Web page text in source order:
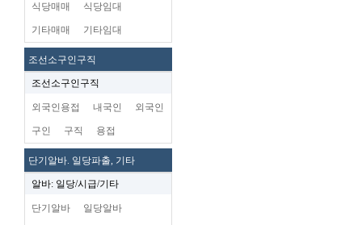
식당매매 식당임대
기타매매 기타임대
조선소구인구직
조선소구인구직
외국인용접 내국인 외국인
구인 구직 용접
단기알바. 일당파출, 기타
알바: 일당/시급/기타
단기알바 일당알바